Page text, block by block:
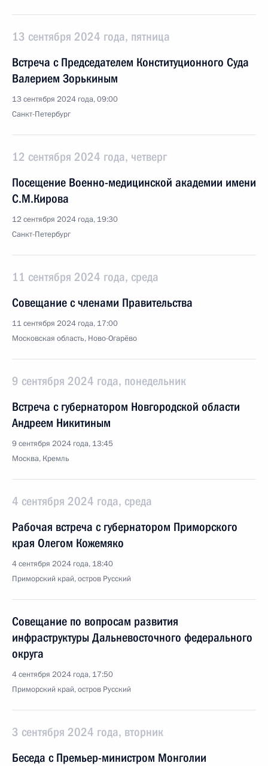
13 сентября 2024 года, пятница
Встреча с Председателем Конституционного Суда
Валерием Зорькиным
13 сентября 2024 года, 09:00
Санкт-Петербург
12 сентября 2024 года, четверг
Посещение Военно-медицинской академии имени
С.М.Кирова
12 сентября 2024 года, 19:30
Санкт-Петербург
11 сентября 2024 года, среда
Совещание с членами Правительства
11 сентября 2024 года, 17:00
Московская область, Ново-Огарёво
9 сентября 2024 года, понедельник
Встреча с губернатором Новгородской области
Андреем Никитиным
9 сентября 2024 года, 13:45
Москва, Кремль
4 сентября 2024 года, среда
Рабочая встреча с губернатором Приморского
края Олегом Кожемяко
4 сентября 2024 года, 18:40
Приморский край, остров Русский
Совещание по вопросам развития
инфраструктуры Дальневосточного федерального
округа
4 сентября 2024 года, 17:50
Приморский край, остров Русский
3 сентября 2024 года, вторник
Беседа с Премьер-министром Монголии